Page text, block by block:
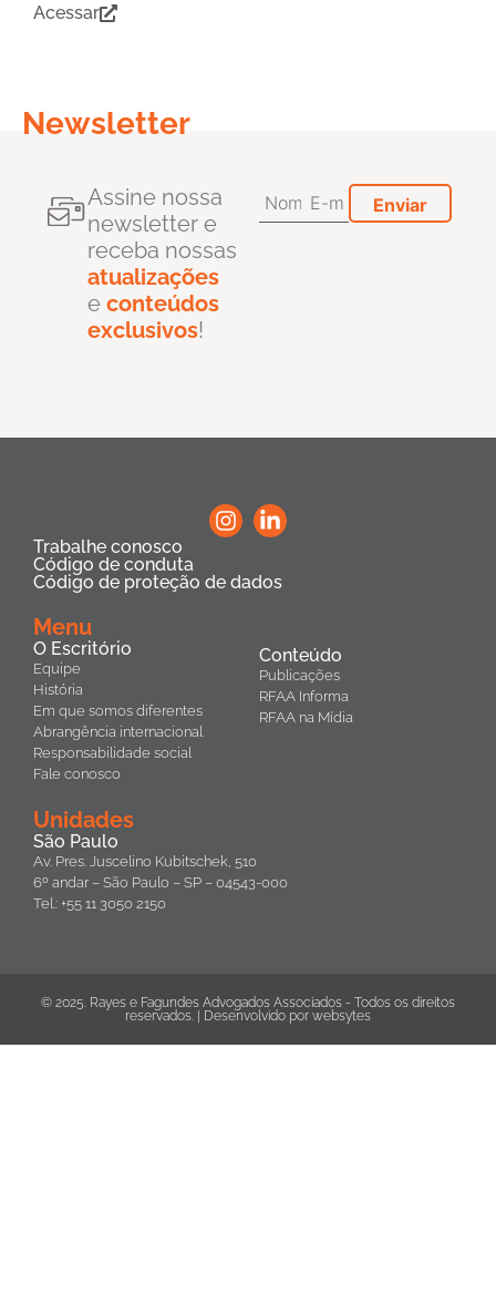
Acessar
Newsletter
Assine nossa
newsletter e
receba nossas
atualizações
e conteúdos
exclusivos!
Trabalhe conosco
Código de conduta
Código de proteção de dados
Menu
O Escritório
Equipe
História
Em que somos diferentes
Abrangência internacional
Responsabilidade social
Fale conosco
Conteúdo
Publicações
RFAA Informa
RFAA na Mídia
Unidades
São Paulo
Av. Pres. Juscelino Kubitschek, 510
6º andar – São Paulo – SP – 04543-000
Tel.: +55 11 3050 2150
© 2025. Rayes e Fagundes Advogados Associados - Todos os direitos
reservados. | Desenvolvido por websytes